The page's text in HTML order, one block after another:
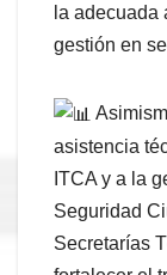
la adecuada
gestión en
asistencia
ITCA y a la
Seguridad
Secretarías